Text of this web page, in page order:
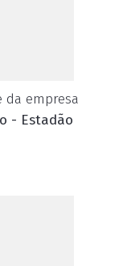
empresa
- Estadão